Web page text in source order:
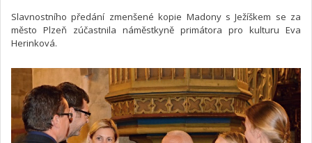
Slavnostního předání zmenšené kopie Madony s Ježíškem se za
město Plzeň zúčastnila náměstkyně primátora pro kulturu Eva
Herinková.